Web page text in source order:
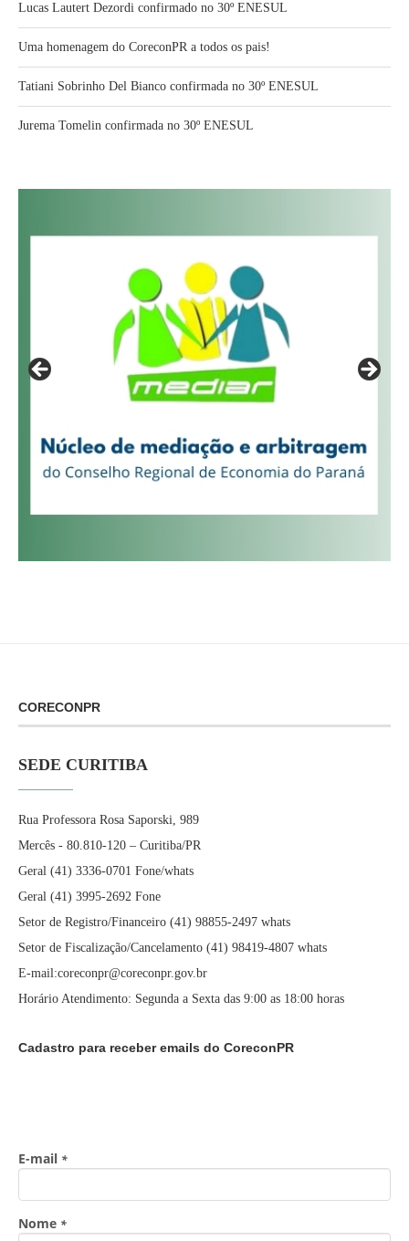
Lucas Lautert Dezordi confirmado no 30º ENESUL
Uma homenagem do CoreconPR a todos os pais!
Tatiani Sobrinho Del Bianco confirmada no 30º ENESUL
Jurema Tomelin confirmada no 30º ENESUL
CORECONPR
SEDE CURITIBA
Rua Professora Rosa Saporski, 989
Mercês - 80.810-120 – Curitiba/PR
Geral (41) 3336-0701 Fone/whats
Geral (41) 3995-2692 Fone
Setor de Registro/Financeiro (41) 98855-2497 whats
Setor de Fiscalização/Cancelamento (41) 98419-4807 whats
E-mail:coreconpr@coreconpr.gov.br
Horário Atendimento: Segunda a Sexta das 9:00 as 18:00 horas
Cadastro para receber emails do CoreconPR